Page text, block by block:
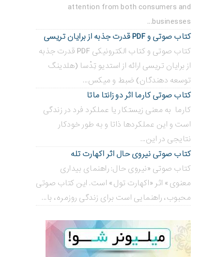
attention from both consumers and
businesses...
کتاب صوتی و PDF قدرت جذبه از برایان تریسی
کتاب صوتی و کتاب الکترونیکی PDF قدرت جذبه
از برایان تریسی ارائه از استدیو تِدْسا (هلدینگ
توسعه دهندگان) ضبط و میکس...
کتاب صوتی کارما اثر دو زانتا ماتا
کارما به معنی زیستکار یا عملکرد فرد در زندگی
است و این عملکردها ذاتا و به طور خودکار
نتایجی در این...
کتاب صوتی نیروی حال اثر اکهارت تله
کتاب صوتی «نیروی حال: راهنمای بیداری
معنوی» اثر «اکهارت تول» است. این کتاب صوتی
محبوب، راهنمایی است برای زندگی روزمره، با...